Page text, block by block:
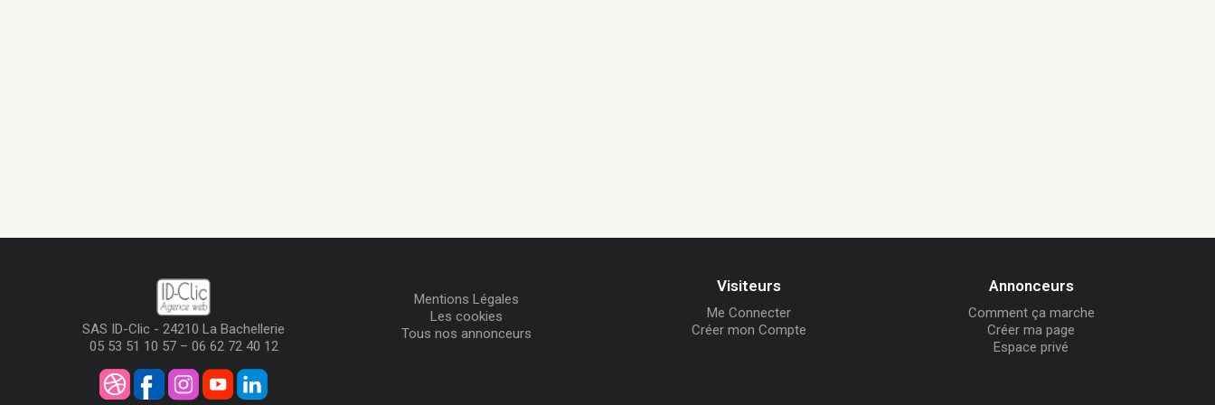
SAS ID-Clic - 24210 La Bachellerie
05 53 51 10 57 – 06 62 72 40 12
Mentions Légales
Les cookies
Tous nos annonceurs
Visiteurs
Me Connecter
Créer mon Compte
Annonceurs
Comment ça marche
Créer ma page
Espace privé